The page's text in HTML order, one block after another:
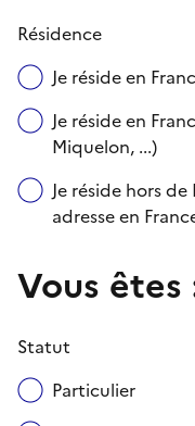
Résidence
Je réside en
Je réside en
Miquelon, ...)
Je réside hors
adresse en
Vous êtes
Statut
Particulier